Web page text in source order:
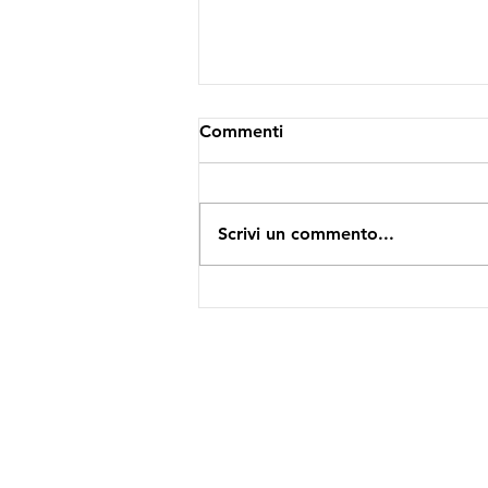
P come Push your luck
Commenti
Scrivi un commento...